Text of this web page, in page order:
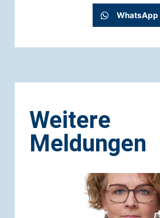
WhatsApp
Weitere
Meldungen